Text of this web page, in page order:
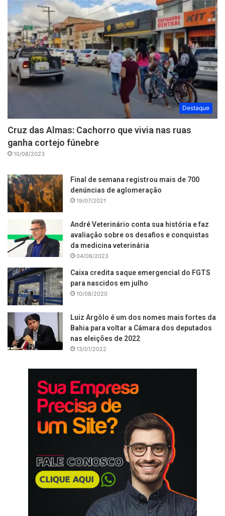
Destaque
Cruz das Almas: Cachorro que vivia nas ruas
ganha cortejo fúnebre
10/08/2023
Final de semana registrou mais de 700
denúncias de aglomeração
19/07/2021
André Veterinário conta sua história e faz
avaliação sobre os desafios e conquistas
da medicina veterinária
04/08/2023
Caixa credita saque emergencial do FGTS
para nascidos em julho
10/08/2020
Luiz Argôlo é um dos nomes mais fortes da
Bahia para voltar a Câmara dos deputados
nas eleições de 2022
13/01/2022